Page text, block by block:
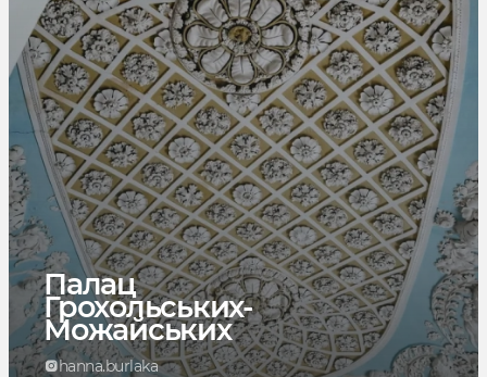
Палац
Грохольських-
Можайських
hanna.burlaka